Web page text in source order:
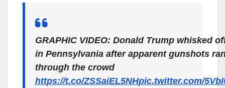
GRAPHIC VIDEO: Donald Trump whisked
in Pennsylvania after apparent gunshots
through the crowd
https://t.co/ZSSaiEL5NHpic.twitter.com/